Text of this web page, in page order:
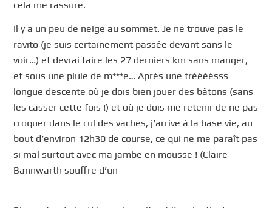
cela me rassure.
Il y a un peu de neige au sommet. Je ne trouve pas le
ravito (je suis certainement passée devant sans le
voir…) et devrai faire les 27 derniers km sans manger,
et sous une pluie de m***e… Après une trèèèèsss
longue descente où je dois bien jouer des bâtons (sans
les casser cette fois !) et où je dois me retenir de ne pas
croquer dans le cul des vaches, j’arrive à la base vie, au
bout d’environ 12h30 de course, ce qui ne me paraît pas
si mal surtout avec ma jambe en mousse ! (Claire
Bannwarth souffre d’un